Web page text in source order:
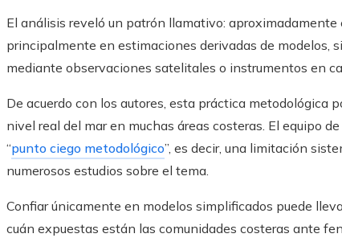
El análisis reveló un patrón llamativo:
principalmente en estimaciones derivadas de modelos,
mediante observaciones satelitales o instrumentos en
De acuerdo con los autores, esta práctica metodológica
nivel real del mar en muchas áreas costeras. El equipo
“punto ciego metodológico”, es decir, una limitación
numerosos estudios sobre el tema.
Confiar únicamente en modelos simplificados puede
cuán expuestas están las comunidades costeras ante